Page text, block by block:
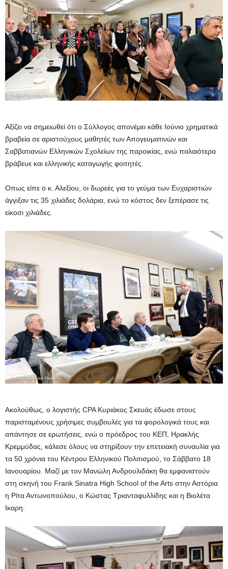
Αξίζει να σημειωθεί ότι ο Σύλλογος απονέμει κάθε Ιούνιο χρηματικά
βραβεία σε αριστούχους μαθητές των Απογευματινών και
Σαββατιανών Ελληνικών Σχολείων της παροικίας, ενώ παλαιότερα
βράβευε και ελληνικής καταγωγής φοιτητές.
Οπως είπε ο κ. Αλεξίου, οι δωρεές για το γεύμα των Ευχαριστιών
άγγιξαν τις 35 χιλιάδες δολάρια, ενώ το κόστος δεν ξεπέρασε τις
είκοσι χιλιάδες.
Ακολούθως, ο λογιστής CPA Κυριάκος Σκευάς έδωσε στους
παρισταμένους χρήσιμες συμβουλές για τα φορολογικά τους και
απάντησε σε ερωτήσεις, ενώ ο πρόεδρος του ΚΕΠ, Ηρακλής
Κρεμμύδας, κάλεσε όλους να στηρίξουν την επετειακή συναυλία για
τα 50 χρόνια του Κέντρου Ελληνικού Πολιτισμού, το Σάββατο 18
Ιανουαρίου. Μαζί με τον Μανώλη Ανδρουλιδάκη θα εμφανιστούν
στη σκηνή του Frank Sinatra High School of the Arts στην Αστόρια
η Ρίτα Αντωνοπούλου, ο Κώστας Τριανταφυλλίδης και η Βιολέτα
Ικαρη.